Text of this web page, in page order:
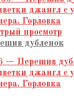
просмотр
дубленок
— Перешив
джангл с
Горловка